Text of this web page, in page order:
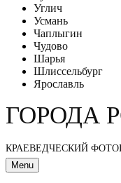
Углич
Усмань
Чаплыгин
Чудово
Шарья
Шлиссельбург
Ярославль
ГОРОДА
КРАЕВЕДЧЕСКИЙ
Menu